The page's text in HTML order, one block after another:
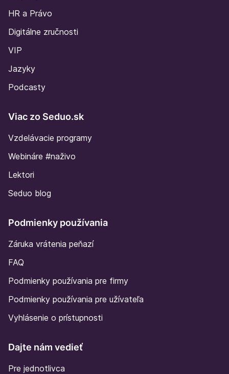
HR a Právo
Digitálne zručnosti
VIP
Jazyky
Podcasty
Viac zo Seduo.sk
Vzdelávacie programy
Webináre #naživo
Lektori
Seduo blog
Podmienky používania
Záruka vrátenia peňazí
FAQ
Podmienky používania pre firmy
Podmienky používania pre užívateľa
Vyhlásenie o prístupnosti
Dajte nám vedieť
Pre jednotlivca